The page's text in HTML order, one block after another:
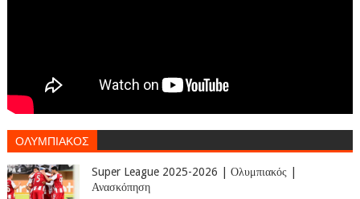
ΟΛΥΜΠΙΑΚΟΣ
Super League 2025-2026 | Ολυμπιακός |
Ανασκόπηση